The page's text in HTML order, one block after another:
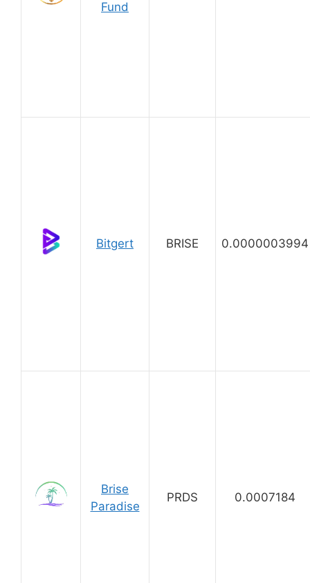
Fund
Bitgert BRISE 0.0000003994
Brise
Paradise
PRDS 0.0007184